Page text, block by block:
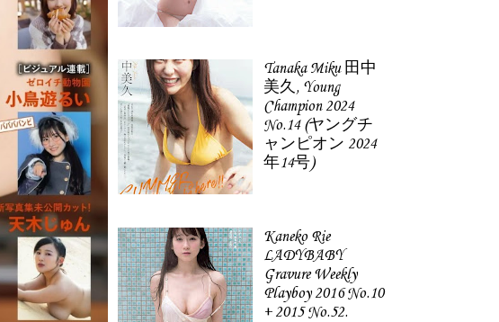
Tanaka Miku 田中
美久, Young
Champion 2024
No.14 (ヤングチ
ャンピオン 2024
年14号)
Kaneko Rie
LADYBABY
Gravure Weekly
Playboy 2016 No.10
+ 2015 No.52.